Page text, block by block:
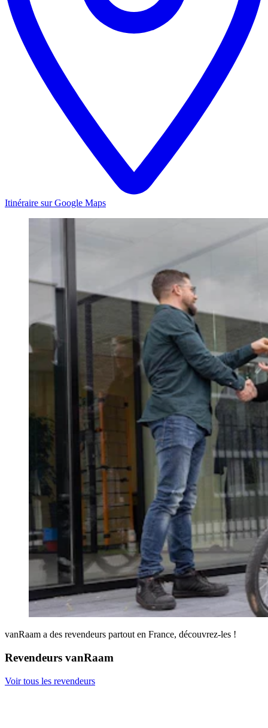
Itinéraire sur Google Maps
vanRaam a des revendeurs partout en France, découvrez-les !
Revendeurs vanRaam
Voir tous les revendeurs